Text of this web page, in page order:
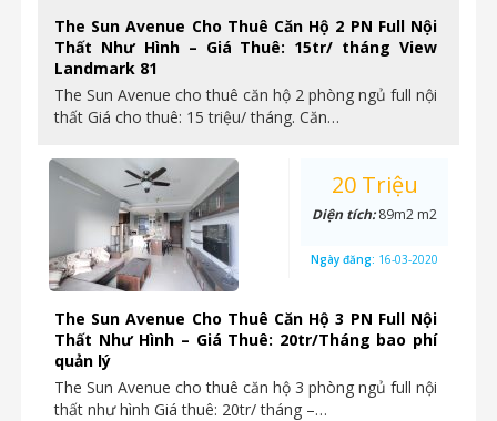
The Sun Avenue Cho Thuê Căn Hộ 2 PN Full Nội
Thất Như Hình – Giá Thuê: 15tr/ tháng View
Landmark 81
The Sun Avenue cho thuê căn hộ 2 phòng ngủ full nội
thất Giá cho thuê: 15 triệu/ tháng. Căn…
The Sun Avenue Cho Thuê Căn Hộ 3 PN Full Nội
Thất Như Hình – Giá Thuê: 20tr/Tháng bao phí
quản lý
The Sun Avenue cho thuê căn hộ 3 phòng ngủ full nội
thất như hình Giá thuê: 20tr/ tháng –…
20 Triệu
Diện tích:89m2 m2
Ngày đăng: 16-03-2020